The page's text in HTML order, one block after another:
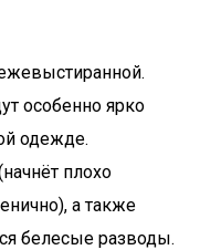
особенно ярко
одежде.
плохо
а также
белесые разводы.